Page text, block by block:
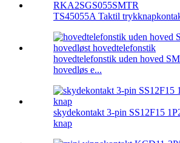
TS45055A Taktil
hovedtelefonstik uden hoved
hovedløs e...
skydekontakt 3-pin SS12F15
knap